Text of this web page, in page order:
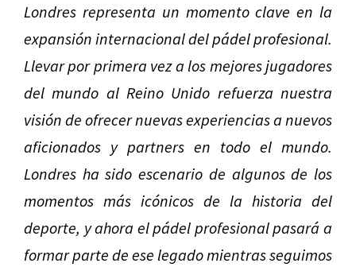
Londres representa un momento clave en la
expansión internacional del pádel profesional.
Llevar por primera vez a los mejores jugadores
del mundo al Reino Unido refuerza nuestra
visión de ofrecer nuevas experiencias a nuevos
aficionados y partners en todo el mundo.
Londres ha sido escenario de algunos de los
momentos más icónicos de la historia del
deporte, y ahora el pádel profesional pasará a
formar parte de ese legado mientras seguimos